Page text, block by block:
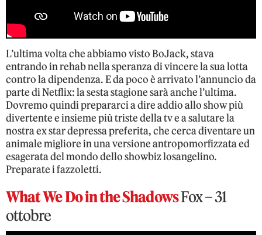
L’ultima volta che abbiamo visto BoJack, stava
entrando in rehab nella speranza di vincere la sua lotta
contro la dipendenza. E da poco è arrivato l’annuncio da
parte di Netflix: la sesta stagione sarà anche l’ultima.
Dovremo quindi prepararci a dire addio allo show più
divertente e insieme più triste della tv e a salutare la
nostra ex star depressa preferita, che cerca diventare un
animale migliore in una versione antropomorfizzata ed
esagerata del mondo dello showbiz losangelino.
Preparate i fazzoletti.
What We Do in the ShadowsFox – 31
ottobre